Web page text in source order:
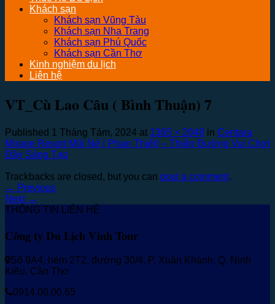
Khách sạn
Khách sạn Vũng Tàu
Khách sạn Nha Trang
Khách sạn Phú Quốc
Khách sạn Cần Thơ
Kinh nghiệm du lịch
Liên hệ
VT_Cù Lao Câu ( Bình Thuận) 7
Published 1 Tháng Tám, 2024 at 1365 × 2048 in Centara
Mirage Resort Mũi Né ( Phan Thiết) – Thiên Đường Vui Chơi
Đầy Sáng Tạo
Trackbacks are closed, but you can post a comment.
← Previous
Next →
THÔNG TIN LIÊN HỆ
Công ty Du Lịch Vinh Tour
Số 9A4, hẻm 2T2, đường 30/4, P. Xuân Khánh, Q. Ninh
Kiều, Cần Thơ
0914.00.00.65